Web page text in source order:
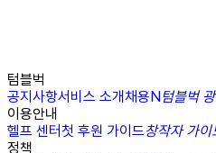
텀블벅
공지사항서비스 소개채용N텀블벅
이용안내
헬프 센터첫 후원 가이드창작자 가이
정책